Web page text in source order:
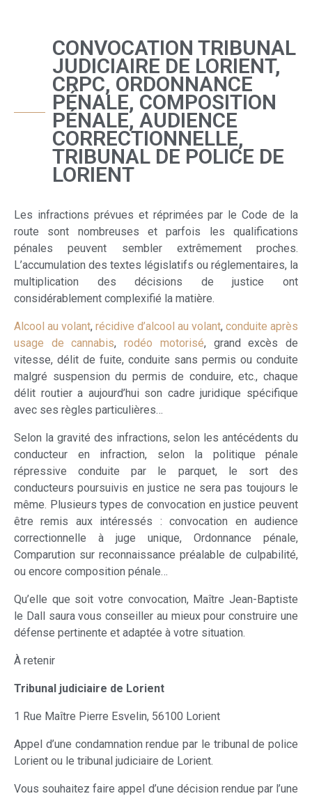
CONVOCATION TRIBUNAL
JUDICIAIRE DE LORIENT,
CRPC, ORDONNANCE
PÉNALE, COMPOSITION
PÉNALE, AUDIENCE
CORRECTIONNELLE,
TRIBUNAL DE POLICE DE
LORIENT
Les infractions prévues et réprimées par le Code de la
route sont nombreuses et parfois les qualifications
pénales peuvent sembler extrêmement proches.
L’accumulation des textes législatifs ou réglementaires, la
multiplication des décisions de justice ont
considérablement complexifié la matière.
Alcool au volant, récidive d’alcool au volant, conduite après
usage de cannabis,rodéo motorisé, grand excès de
vitesse, délit de fuite, conduite sans permis ou conduite
malgré suspension du permis de conduire, etc., chaque
délit routier a aujourd’hui son cadre juridique spécifique
avec ses règles particulières…
Selon la gravité des infractions, selon les antécédents du
conducteur en infraction, selon la politique pénale
répressive conduite par le parquet, le sort des
conducteurs poursuivis en justice ne sera pas toujours le
même. Plusieurs types de convocation en justice peuvent
être remis aux intéressés : convocation en audience
correctionnelle à juge unique, Ordonnance pénale,
Comparution sur reconnaissance préalable de culpabilité,
ou encore composition pénale…
Qu’elle que soit votre convocation, Maître Jean-Baptiste
le Dall saura vous conseiller au mieux pour construire une
défense pertinente et adaptée à votre situation.
À retenir
Tribunal judiciaire de Lorient
1 Rue Maître Pierre Esvelin, 56100 Lorient
Appel d’une condamnation rendue par le tribunal de police
Lorient ou le tribunal judiciaire de Lorient.
Vous souhaitez faire appel d’une décision rendue par l’une